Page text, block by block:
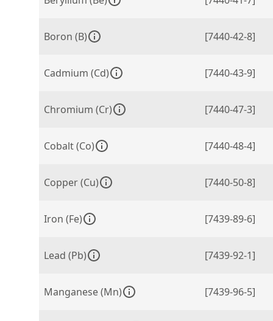
Boron (B) [7440-42-8]
Cadmium (Cd) [7440-43-9]
Chromium (Cr) [7440-47-3]
Cobalt (Co) [7440-48-4]
Copper (Cu) [7440-50-8]
Iron (Fe) [7439-89-6]
Lead (Pb) [7439-92-1]
Manganese (Mn) [7439-96-5]